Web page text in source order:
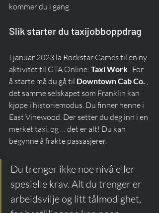
kommer du i gang.
Slik starter du taxijobboppdrag
I januar 2023 la Rockstar Games til en ny
aktivitet til GTA Online: Taxi Work . For
å starte må du gå til Downtown Cab Co.
det samme selskapet som Franklin kan
kjøpe i historiemodus. Du finner henne i
East Vinewood. Der setter du deg inn i en
merket taxi, og … det er alt! Du kan
begynne å frakte passasjerer.
Du trenger ikke noe nivå eller
spesielle krav. Alt du trenger er
arbeidsvilje og litt tålmodighet,